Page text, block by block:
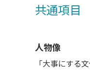
共通項目
人物像
「大事にする